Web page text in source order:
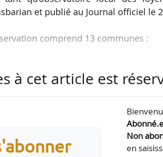
et publié au Journal officiel le
comprend 13 communes :
à cet article est
Non
en